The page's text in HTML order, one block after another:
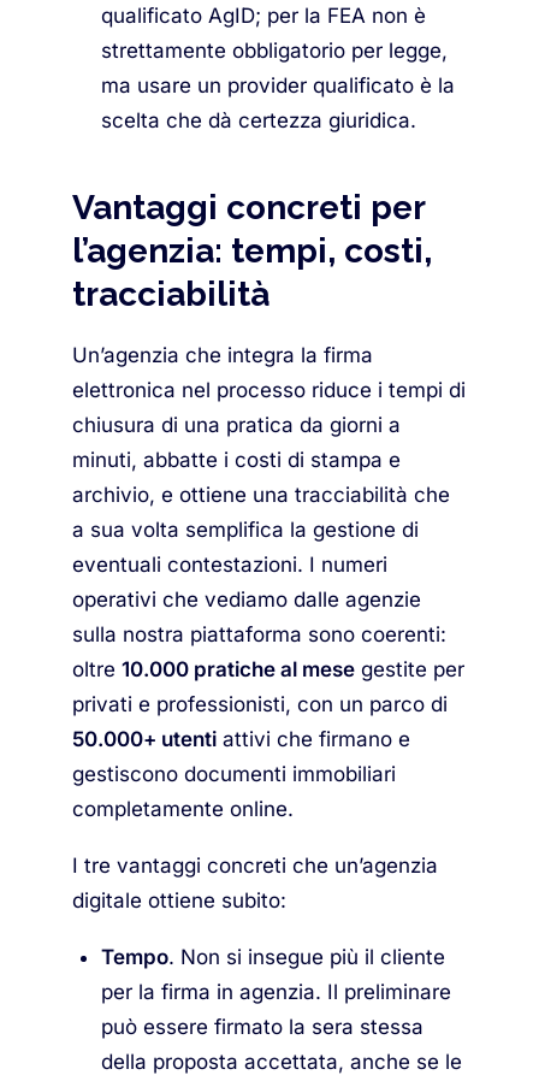
qualificato AgID; per la FEA non è
strettamente obbligatorio per legge,
ma usare un provider qualificato è la
scelta che dà certezza giuridica.
Vantaggi concreti per
l’agenzia: tempi, costi,
tracciabilità
Un’agenzia che integra la firma
elettronica nel processo riduce i tempi di
chiusura di una pratica da giorni a
minuti, abbatte i costi di stampa e
archivio, e ottiene una tracciabilità che
a sua volta semplifica la gestione di
eventuali contestazioni. I numeri
operativi che vediamo dalle agenzie
sulla nostra piattaforma sono coerenti:
oltre 10.000 pratiche al mese gestite per
privati e professionisti, con un parco di
50.000+ utenti attivi che firmano e
gestiscono documenti immobiliari
completamente online.
I tre vantaggi concreti che un’agenzia
digitale ottiene subito:
Tempo. Non si insegue più il cliente
per la firma in agenzia. Il preliminare
può essere firmato la sera stessa
della proposta accettata, anche se le